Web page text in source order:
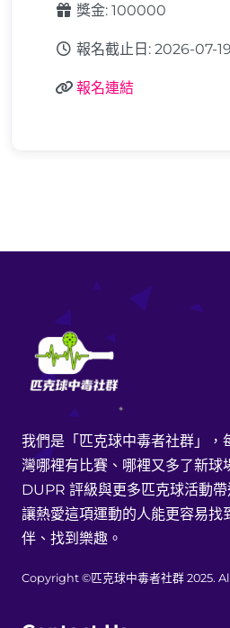
獎金: 100000
報名截止日: 2026-07-19
報名連結
我們是「匹克球中毒者社群」，
灣哪裡有比賽、哪裡又多了新球
DUPR 評級與更多匹克球活動帶
讓熱愛這項運動的人能更容易找
伴、找到樂趣。
Copyright ©匹克球中毒者社群 2025.